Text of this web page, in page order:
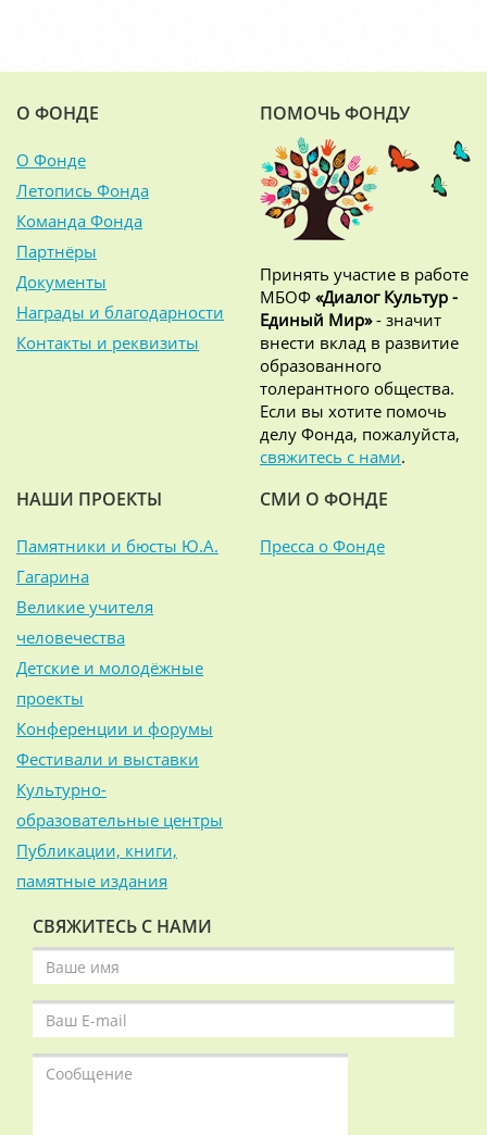
О ФОНДЕ
О Фонде
Летопись Фонда
Команда Фонда
Партнёры
Документы
Награды и благодарности
Контакты и реквизиты
ПОМОЧЬ ФОНДУ
Принять участие в работе
МБОФ «Диалог Культур -
Единый Мир»- значит
внести вклад в развитие
образованного
толерантного общества.
Если вы хотите помочь
делу Фонда, пожалуйста,
свяжитесь с нами.
НАШИ ПРОЕКТЫ
Памятники и бюсты Ю.А.
Гагарина
Великие учителя
человечества
Детские и молодёжные
проекты
Конференции и форумы
Фестивали и выставки
Культурно-
образовательные центры
Публикации, книги,
памятные издания
СМИ О ФОНДЕ
Пресса о Фонде
СВЯЖИТЕСЬ С НАМИ